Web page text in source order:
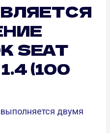
SEAT
(100
двумя